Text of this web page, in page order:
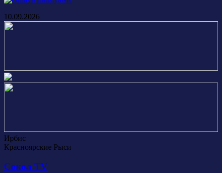
10.09.2026
Ирбис
Красноярские Рыси
Сокол TV